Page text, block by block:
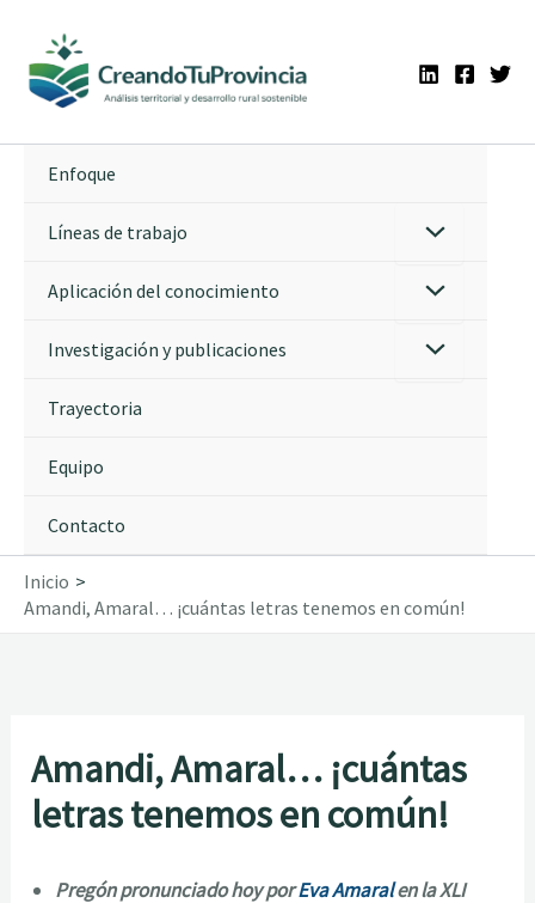
contenido
Enfoque
Líneas de trabajo
Aplicación del conocimiento
Investigación y publicaciones
Trayectoria
Equipo
Contacto
Inicio
Amandi, Amaral… ¡cuántas letras tenemos en común!
Amandi, Amaral… ¡cuántas
letras tenemos en común!
Pregón pronunciado hoy porEva Amaralen la XLI